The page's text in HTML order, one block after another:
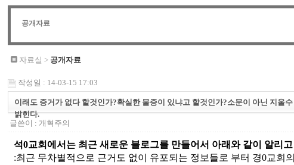
공개자료
자료실 > 공개자료
작성일 : 14-03-15 17:03
이래도 증거가 없다 할것인가?확실한 물증이 있냐고 할것인가?소문이 아닌 지울
밝힌다.
글쓴이 : 개혁주의
석0교회에서는 최근 새로운 블로그를 만들어서 아래와 같이 알리
:최근 무차별적으로 근거도 없이 유포되는 정보들로 부터 경0교회